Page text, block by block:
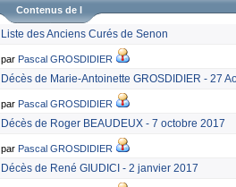
Contenus de l
Liste des Anciens Curés de Senon
par Pascal GROSDIDIER
Décès de Marie-Antoinette GROSDIDIER - 27
par Pascal GROSDIDIER
Décès de Roger BEAUDEUX - 7 octobre 2017
par Pascal GROSDIDIER
Décès de René GIUDICI - 2 janvier 2017